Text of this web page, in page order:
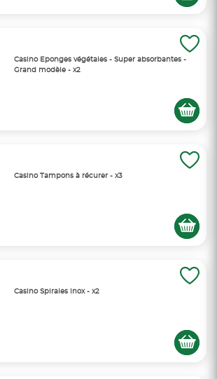
Casino Eponges végétales - Super absorbantes -
Grand modèle - x2
Casino Tampons à récurer - x3
Casino Spirales inox - x2